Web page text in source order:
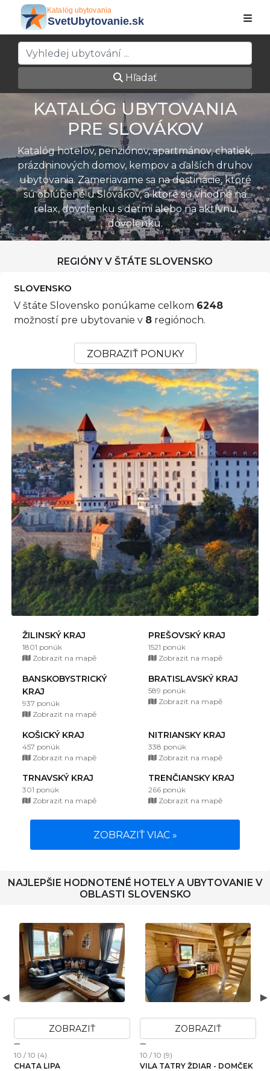
Hľadať
KATALÓG UBYTOVANIA
PRE SLOVÁKOV
Katalóg hotelov, penziónov, apartmánov, chatiek,
prázdninových domov, kempov a ďalších druhov
ubytovania. Zameriavame sa na destinácie, ktoré
sú obľúbené u Slovákov, a ktoré sú vhodné na
relax, dovolenku s deťmi alebo na aktívnu
dovolenku.
REGIÓNY V ŠTÁTE SLOVENSKO
SLOVENSKO
V štáte Slovensko ponúkame celkom 6248
možností pre ubytovanie v 8 regiónoch.
ZOBRAZIŤ PONUKY
ŽILINSKÝ KRAJ
1801 ponúk
Zobrazit na mapě
PREŠOVSKÝ KRAJ
1521 ponúk
Zobrazit na mapě
BANSKOBYSTRICKÝ
KRAJ
937 ponúk
Zobrazit na mapě
BRATISLAVSKÝ KRAJ
589 ponúk
Zobrazit na mapě
KOŠICKÝ KRAJ
457 ponúk
Zobrazit na mapě
NITRIANSKY KRAJ
338 ponúk
Zobrazit na mapě
TRNAVSKÝ KRAJ
301 ponúk
Zobrazit na mapě
TRENČIANSKY KRAJ
266 ponúk
Zobrazit na mapě
ZOBRAZIŤ VIAC »
NAJLEPŠIE HODNOTENÉ HOTELY A UBYTOVANIE V
OBLASTI SLOVENSKO
ZOBRAZIŤ
10 / 10 (4)
CHATA LIPA
ZOBRAZIŤ
10 / 10 (9)
VILA TATRY ŽDIAR - DOMČEK